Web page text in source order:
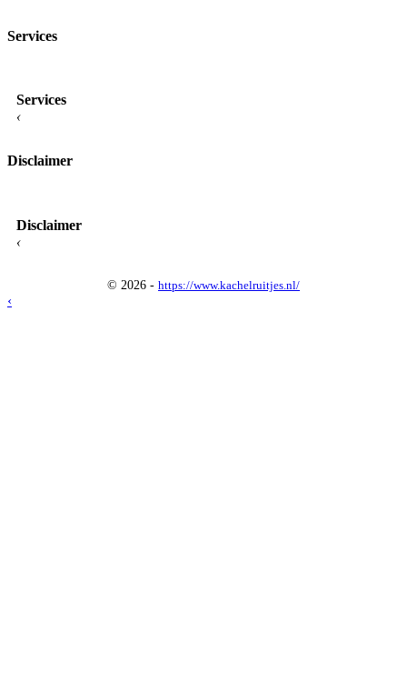
Services
Services
‹
Disclaimer
Disclaimer
‹
© 2026 - https://www.kachelruitjes.nl/
‹